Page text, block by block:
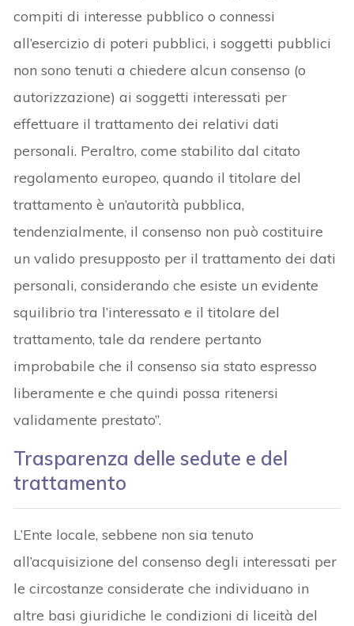
compiti di interesse pubblico o connessi
all’esercizio di poteri pubblici, i soggetti pubblici
non sono tenuti a chiedere alcun consenso (o
autorizzazione) ai soggetti interessati per
effettuare il trattamento dei relativi dati
personali. Peraltro, come stabilito dal citato
regolamento europeo, quando il titolare del
trattamento è un’autorità pubblica,
tendenzialmente, il consenso non può costituire
un valido presupposto per il trattamento dei dati
personali, considerando che esiste un evidente
squilibrio tra l’interessato e il titolare del
trattamento, tale da rendere pertanto
improbabile che il consenso sia stato espresso
liberamente e che quindi possa ritenersi
validamente prestato”.
Trasparenza delle sedute e del
trattamento
L’Ente locale, sebbene non sia tenuto
all’acquisizione del consenso degli interessati per
le circostanze considerate che individuano in
altre basi giuridiche le condizioni di liceità del